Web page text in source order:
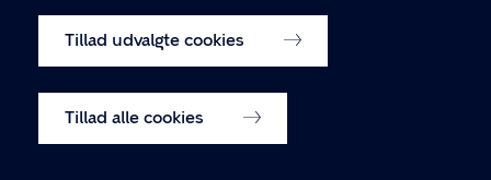
Tillad udvalgte cookies
Tillad alle cookies
Cookiepolitik
Cookieindstillinger